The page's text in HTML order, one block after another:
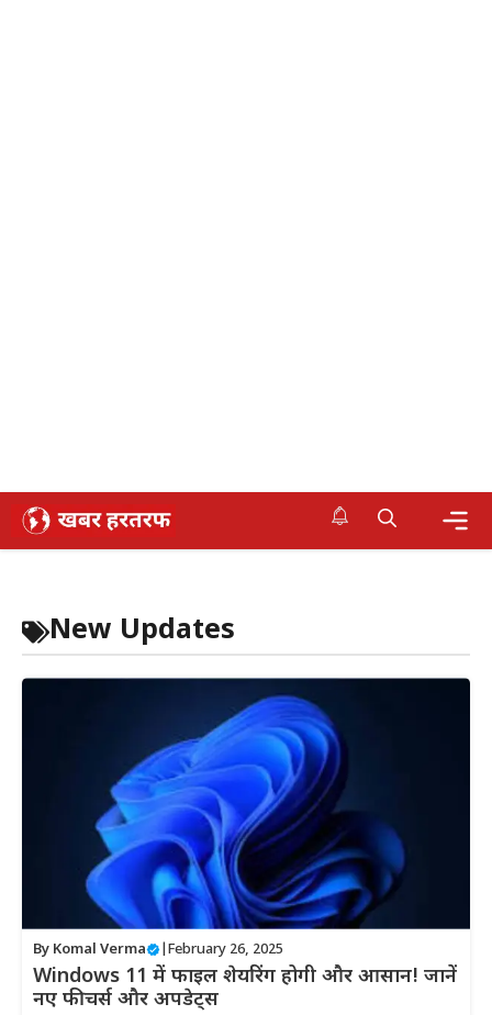
Skip
New Updates
By Komal Verma February 26, 2025
Windows 11 में फाइल शेयरिंग होगी और आसान! जानें
नए फीचर्स और अपडेट्स